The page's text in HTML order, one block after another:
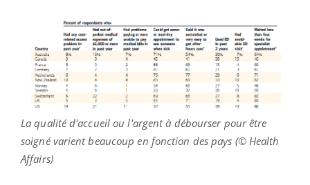
La qualité d'accueil ou l'argent à débourser pour être
soigné varient beaucoup en fonction des pays (© Health
Affairs)